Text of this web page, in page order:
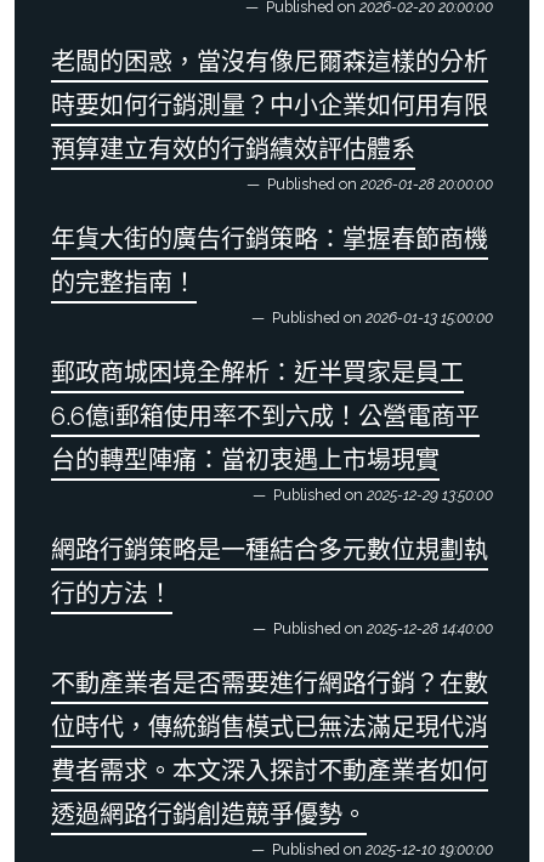
Published on 2026-02-20 20:00:00
老闆的困惑，當沒有像尼爾森這樣的分析
時要如何行銷測量？中小企業如何用有限
預算建立有效的行銷績效評估體系
Published on 2026-01-28 20:00:00
年貨大街的廣告行銷策略：掌握春節商機
的完整指南！
Published on 2026-01-13 15:00:00
郵政商城困境全解析：近半買家是員工
6.6億i郵箱使用率不到六成！公營電商平
台的轉型陣痛：當初衷遇上市場現實
Published on 2025-12-29 13:50:00
網路行銷策略是一種結合多元數位規劃執
行的方法！
Published on 2025-12-28 14:40:00
不動產業者是否需要進行網路行銷？在數
位時代，傳統銷售模式已無法滿足現代消
費者需求。本文深入探討不動產業者如何
透過網路行銷創造競爭優勢。
Published on 2025-12-10 19:00:00